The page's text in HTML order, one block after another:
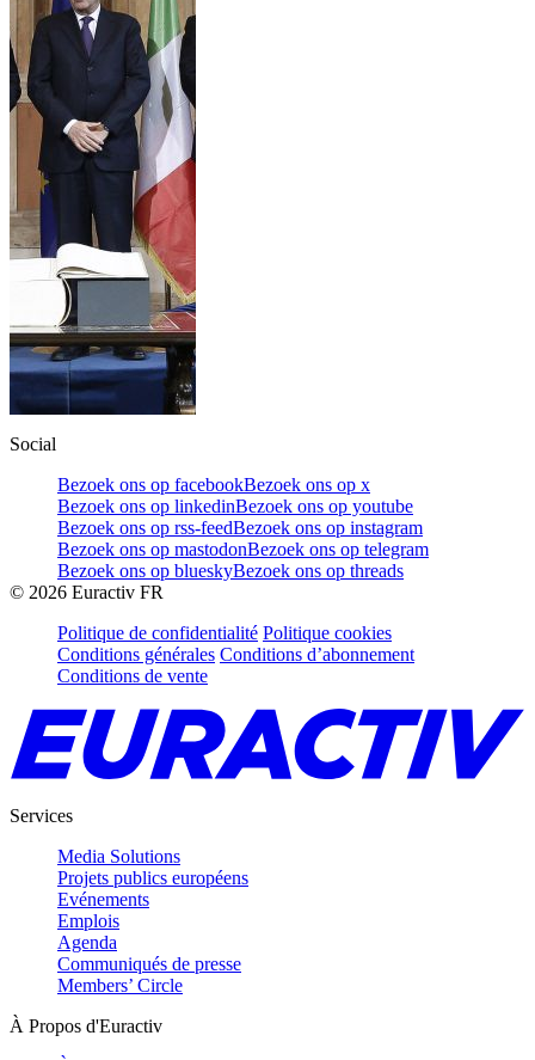
Social
Bezoek ons op facebookBezoek ons op x
Bezoek ons op linkedinBezoek ons op youtube
Bezoek ons op rss-feedBezoek ons op instagram
Bezoek ons op mastodonBezoek ons op telegram
Bezoek ons op blueskyBezoek ons op threads
© 2026 Euractiv FR
Politique de confidentialité Politique cookies
Conditions générales Conditions d’abonnement
Conditions de vente
Services
Media Solutions
Projets publics européens
Evénements
Emplois
Agenda
Communiqués de presse
Members’ Circle
À Propos d'Euractiv